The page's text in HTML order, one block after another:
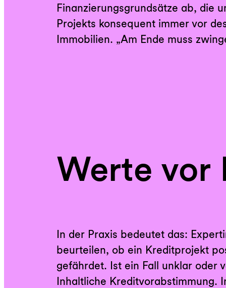
Finanzierungsgrundsätze ab, die
Projekts konsequent immer vor
Immobilien. „Am Ende muss
Werte vor
In der Praxis bedeutet das:
beurteilen, ob ein Kreditprojekt
gefährdet. Ist ein Fall unklar oder
Inhaltliche Kreditvorabstimmung.